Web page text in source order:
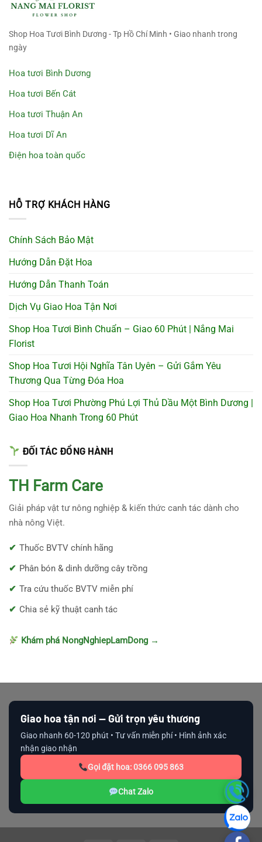
Shop Hoa Tươi Bình Dương - Tp Hồ Chí Minh • Giao nhanh trong
ngày
Hoa tươi Bình Dương
Hoa tươi Bến Cát
Hoa tươi Thuận An
Hoa tươi Dĩ An
Điện hoa toàn quốc
HỖ TRỢ KHÁCH HÀNG
Chính Sách Bảo Mật
Hướng Dẫn Đặt Hoa
Hướng Dẫn Thanh Toán
Dịch Vụ Giao Hoa Tận Nơi
Shop Hoa Tươi Bình Chuẩn – Giao 60 Phút | Nắng Mai
Florist
Shop Hoa Tươi Hội Nghĩa Tân Uyên – Gửi Gắm Yêu
Thương Qua Từng Đóa Hoa
Shop Hoa Tươi Phường Phú Lợi Thủ Dầu Một Bình Dương |
Giao Hoa Nhanh Trong 60 Phút
ĐỐI TÁC ĐỒNG HÀNH
TH Farm Care
Giải pháp vật tư nông nghiệp & kiến thức canh tác dành cho
nhà nông Việt.
Thuốc BVTV chính hãng
Phân bón & dinh dưỡng cây trồng
Tra cứu thuốc BVTV miễn phí
Chia sẻ kỹ thuật canh tác
Khám phá NongNghiepLamDong →
Giao hoa tận nơi — Gửi trọn yêu thương
Giao nhanh 60-120 phút • Tư vấn miễn phí • Hình ảnh xác
nhận giao nhận
Gọi đặt hoa: 0366 095 863
Chat Zalo